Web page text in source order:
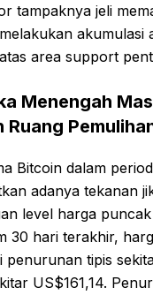
tampaknya jeli
akumulasi
area support
Menengah
Ruang
Bitcoin dalam
adanya tekanan
level harga puncak
30 hari terakhir,
penurunan tipis
US$161,14.